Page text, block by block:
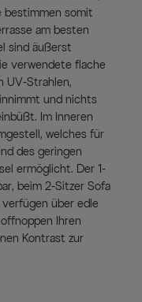
bestimmen somit
am besten
sind äußerst
verwendete flache
UV-Strahlen,
und nichts
Im Inneren
welches für
des geringen
ermöglicht. Der 1-
beim 2-Sitzer Sofa
verfügen über edle
Ihren
Kontrast zur